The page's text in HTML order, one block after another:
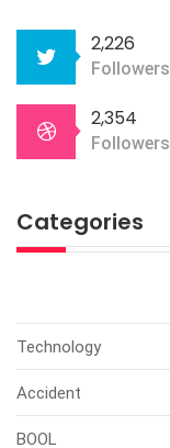
2,226
Followers
2,354
Followers
Categories
Technology
Accident
BOOL